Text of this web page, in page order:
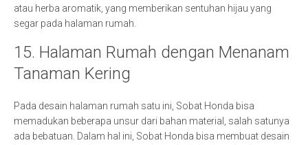
atau herba aromatik, yang memberikan sentuhan hijau yang
segar pada halaman rumah.
15. Halaman Rumah dengan Menanam
Tanaman Kering
Pada desain halaman rumah satu ini, Sobat Honda bisa
memadukan beberapa unsur dari bahan material, salah satunya
ada bebatuan. Dalam hal ini, Sobat Honda bisa membuat desain